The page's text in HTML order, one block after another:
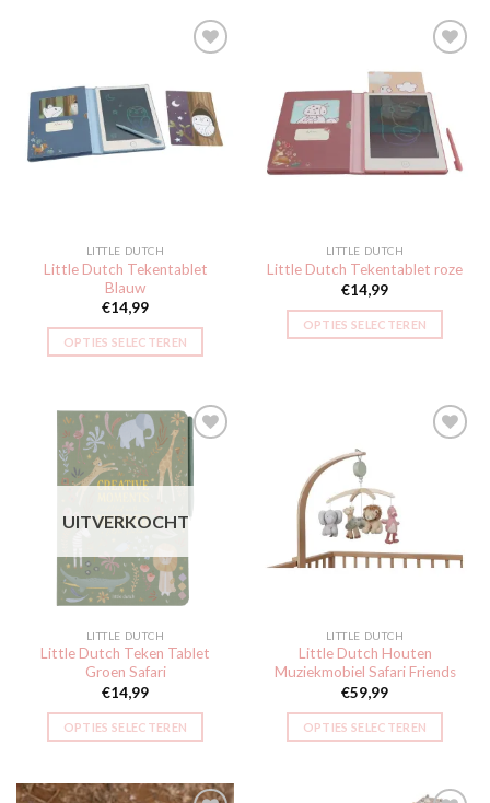
Toevoegen
aan
verlanglijst
LITTLE DUTCH
Little Dutch Tekentablet
Blauw
€14,99
OPTIES SELECTEREN
Toevoegen
aan
verlanglijst
LITTLE DUTCH
Little Dutch Tekentablet roze
€14,99
OPTIES SELECTEREN
verlanglijst
UITVERKOCHT
LITTLE DUTCH
Little Dutch Teken Tablet
Groen Safari
€14,99
OPTIES SELECTEREN
verlanglijst
LITTLE DUTCH
Little Dutch Houten
Muziekmobiel Safari Friends
€59,99
OPTIES SELECTEREN